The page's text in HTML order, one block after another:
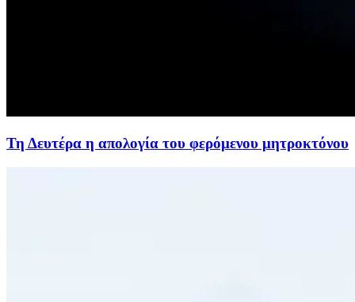
Τη Δευτέρα η απολογία του φερόμενου μητροκτόνου